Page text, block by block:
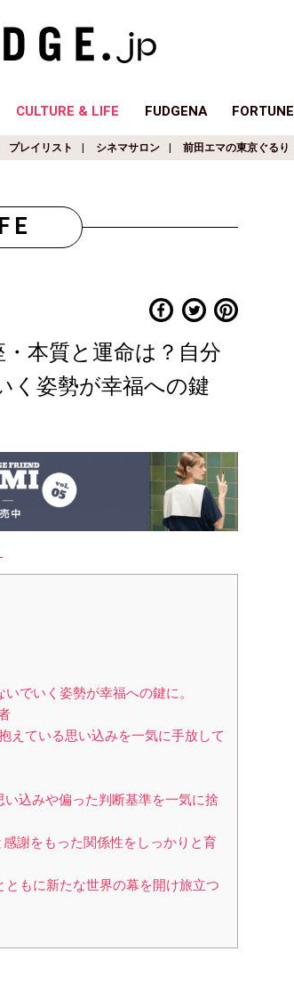
CULTURE & LIFE FUDGENA FORTUNE
プレイリスト シネマサロン 前田エマの東京ぐるり
本質と運命は？自分
く姿勢が幸福への鍵
でいく姿勢が幸福への鍵に。
えている思い込みを一気に手放して
込みや偏った判断基準を一気に捨
謝をもった関係性をしっかりと育
もに新たな世界の幕を開け旅立つ